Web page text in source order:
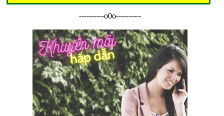
----------o0o----------